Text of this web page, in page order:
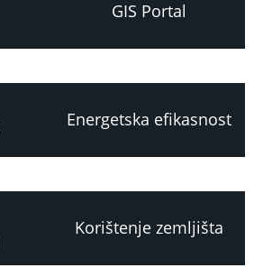
GIS Portal
Energetska efikasnost
Korištenje zemljišta